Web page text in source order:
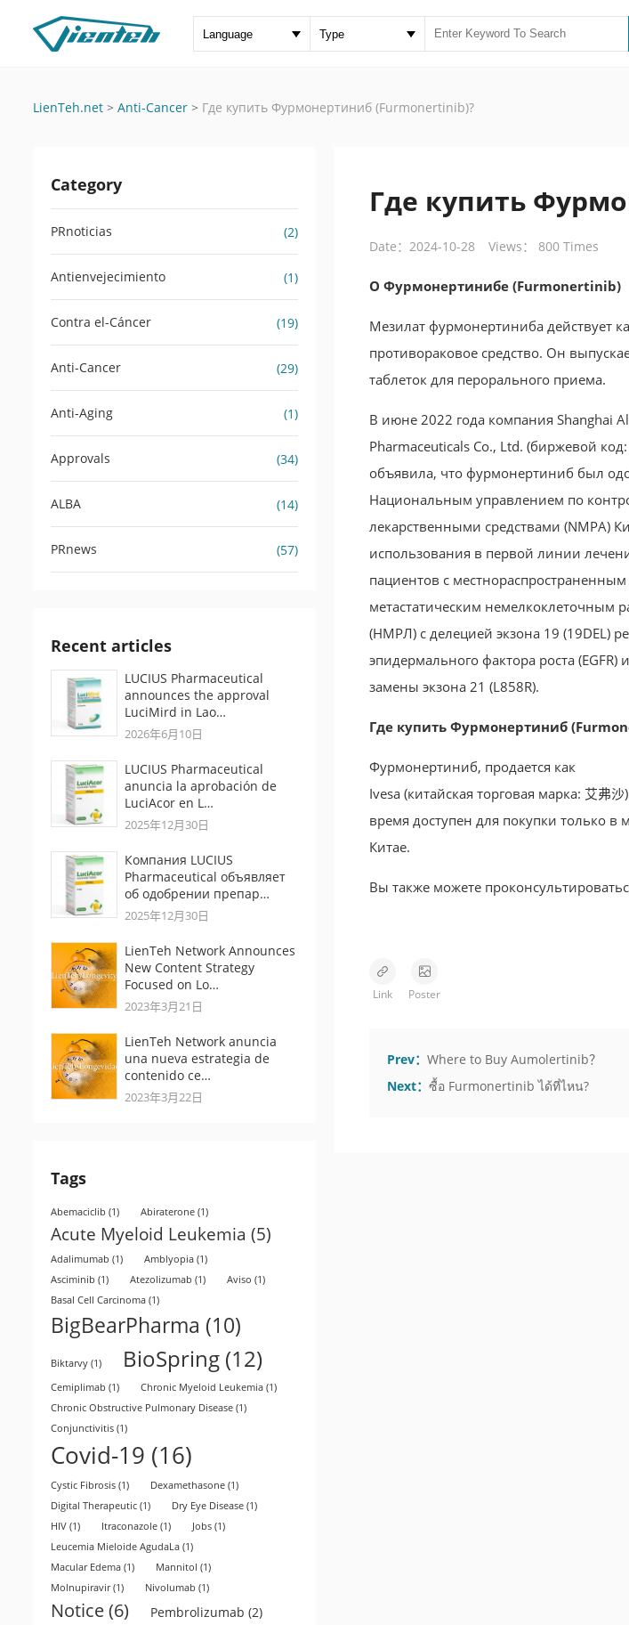
LienTeh.net > Anti-Cancer > Где купить Фурмонертиниб (Furmonertinib)?
Где купить
Date：2024-10-28 Views： 800 Times
О Фурмонертинибе (Furmonertinib)
Мезилат фурмонертиниба действует
противораковое средство. Он
таблеток для перорального приема.
В июне 2022 года компания Shanghai
Pharmaceuticals Co., Ltd. (биржевой
объявила, что фурмонертиниб был
Национальным управлением по
лекарственными средствами (NMPA)
использования в первой линии
пациентов с
метастатическим немелкоклеточным
(НМРЛ) с делецией экзона 19 (19DEL)
эпидермального фактора роста
замены экзона 21 (L858R).
Где купить Фурмонертиниб
Фурмонертиниб, продается как
Ivesa (китайская торговая марка: 艾弗
время доступен для покупки только в
Китае.
Вы также можете
Link Poster
Prev： Where to Buy Aumolertinib？
Next： ซื้อ Furmonertinib ได้ที่ไหน?
Category
PRnoticias (2)
Antienvejecimiento (1)
Contra el-Cáncer (19)
Anti-Cancer (29)
Anti-Aging (1)
Approvals (34)
ALBA (14)
PRnews (57)
Recent articles
LUCIUS Pharmaceutical
announces the approval
LuciMird in Lao…
2026年6月10日
LUCIUS Pharmaceutical
anuncia la aprobación de
LuciAcor en L…
2025年12月30日
Компания LUCIUS
Pharmaceutical объявляет
об одобрении препар…
2025年12月30日
LienTeh Network Announces
New Content Strategy
Focused on Lo…
2023年3月21日
LienTeh Network anuncia
una nueva estrategia de
contenido ce…
2023年3月22日
Tags
Abemaciclib (1) Abiraterone (1)
Acute Myeloid Leukemia (5)
Adalimumab (1) Amblyopia (1)
Asciminib (1) Atezolizumab (1) Aviso (1)
Basal Cell Carcinoma (1)
BigBearPharma (10)
Biktarvy (1) BioSpring (12)
Cemiplimab (1) Chronic Myeloid Leukemia (1)
Chronic Obstructive Pulmonary Disease (1)
Conjunctivitis (1)
Covid-19 (16)
Cystic Fibrosis (1) Dexamethasone (1)
Digital Therapeutic (1) Dry Eye Disease (1)
HIV (1) Itraconazole (1) Jobs (1)
Leucemia Mieloide AgudaLa (1)
Macular Edema (1) Mannitol (1)
Molnupiravir(1) Nivolumab (1)
Notice(6) Pembrolizumab (2)